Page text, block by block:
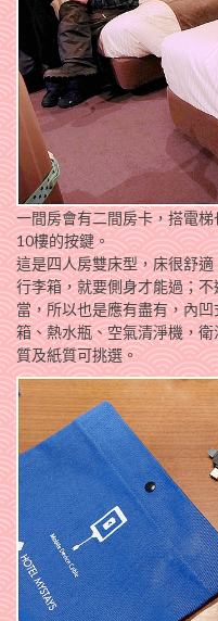
一間房會有二間房卡，搭電
10樓的按鍵。
這是四人房雙床型，床很舒
行李箱，就要側身才能過；
當，所以也是應有盡有，內
箱、熱水瓶、空氣清淨機，
質及紙質可挑選。